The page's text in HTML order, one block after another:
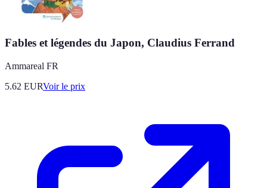
Fables et légendes du Japon, Claudius Ferrand
Ammareal FR
5.62 EURVoir le prix